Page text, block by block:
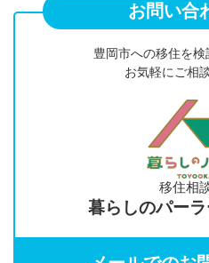
お問い合
豊岡市への移住を
お気軽にご相
移住相
暮らしのパー